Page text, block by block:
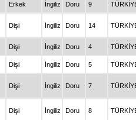
Erkek İngiliz Doru 9
Dişi İngiliz Doru 14
Dişi İngiliz Doru 4
Dişi İngiliz Doru 5
Dişi İngiliz Doru 7
Dişi İngiliz Doru 8